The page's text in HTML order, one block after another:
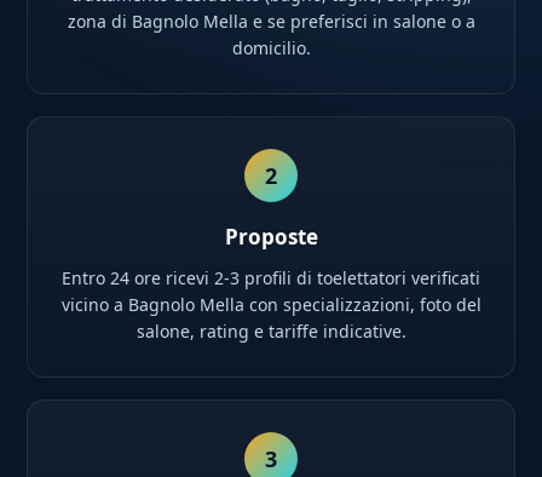
zona di Bagnolo Mella e se preferisci in salone o a
domicilio.
2
Proposte
Entro 24 ore ricevi 2-3 profili di toelettatori verificati
vicino a Bagnolo Mella con specializzazioni, foto del
salone, rating e tariffe indicative.
3